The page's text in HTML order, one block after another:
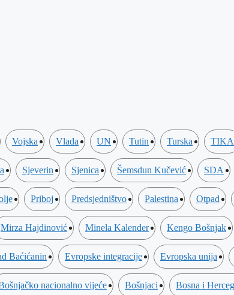
Vojska Vlada UN Tutin Turska TIKA
Sjeverin Sjenica Šemsdun Kučević SDA
Priboj Predsjedništvo Palestina Otpad
Mirza Hajdinović Minela Kalender Kengo Bošnjak
Baćićanin Evropske integracije Evropska unija
nacionalno vijeće Bošnjaci Bosna i